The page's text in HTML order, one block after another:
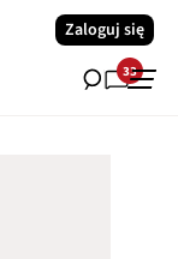
Zaloguj się
33